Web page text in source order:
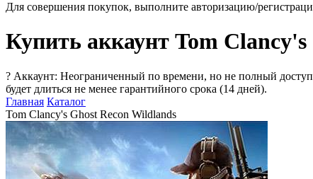
Для совершения покупок, выполните авторизацию/
Купить аккаунт Tom
? Аккаунт: Неограниченный по времени, но не полный
будет длиться не менее гарантийного срока (14 дней).
Главная Каталог
Tom Clancy's Ghost Recon Wildlands